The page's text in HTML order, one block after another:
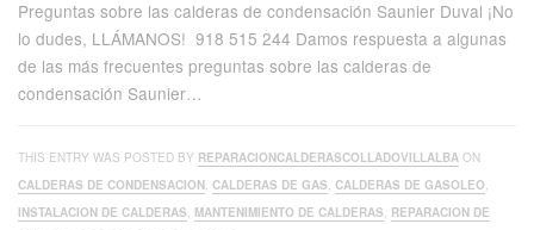
Preguntas sobre las calderas de condensación Saunier Duval ¡No
lo dudes, LLÁMANOS! 918 515 244 Damos respuesta a algunas
de las más frecuentes preguntas sobre las calderas de
condensación Saunier…
THIS ENTRY WAS POSTED BY REPARACIONCALDERASCOLLADOVILLALBA ON
CALDERAS DE CONDENSACION, CALDERAS DE GAS, CALDERAS DE GASOLEO,
INSTALACION DE CALDERAS, MANTENIMIENTO DE CALDERAS, REPARACION DE